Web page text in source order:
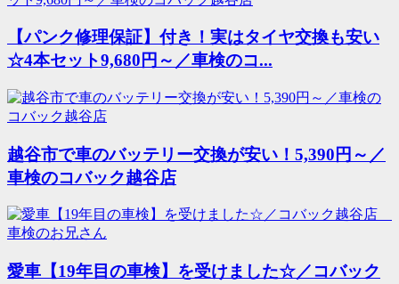
【パンク修理保証】付き！実はタイヤ交換も安い
☆4本セット9,680円～／車検のコ...
越谷市で車のバッテリー交換が安い！5,390円～／
車検のコバック越谷店
愛車【19年目の車検】を受けました☆／コバック